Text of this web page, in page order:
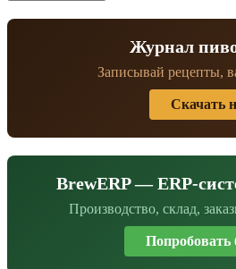
Журнал
Записывай рецепты,
Скачать
BrewERP — ERP-
Производство, склад,
Попробовать